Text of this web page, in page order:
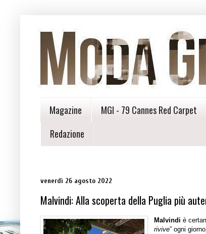
Magazine MGI - 79 Cannes Red Carpet
Redazione
venerdì 26 agosto 2022
Malvindi: Alla scoperta della Puglia più
Malvindi è
rivive” ogni